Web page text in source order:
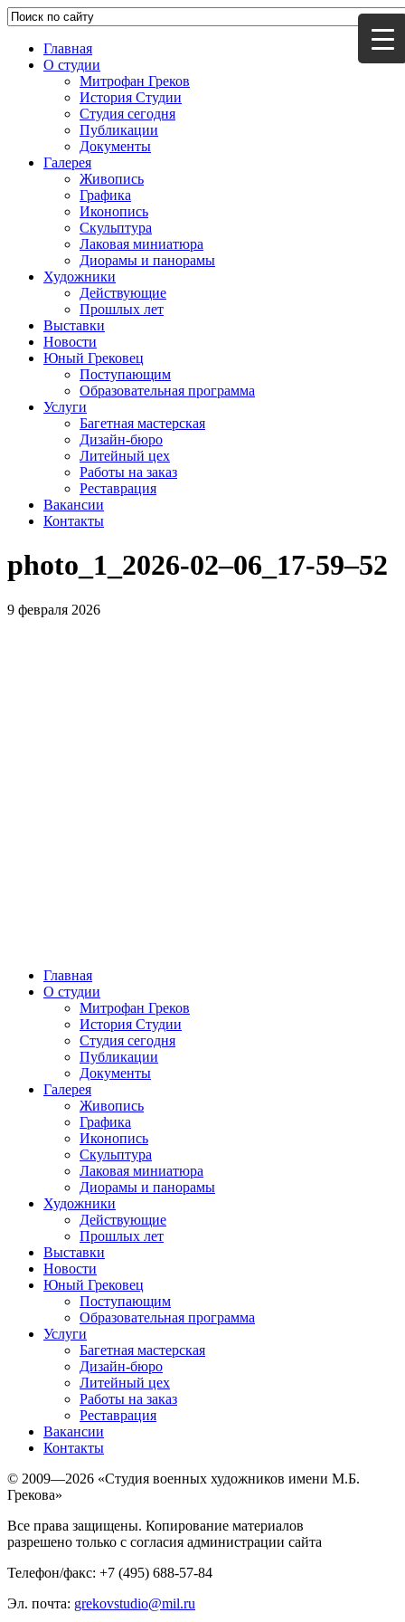
Главная
О студии
Митрофан Греков
История Студии
Студия сегодня
Публикации
Документы
Галерея
Живопись
Графика
Иконопись
Скульптура
Лаковая миниатюра
Диорамы и панорамы
Художники
Действующие
Прошлых лет
Выставки
Новости
Юный Грековец
Поступающим
Образовательная программа
Услуги
Багетная мастерская
Дизайн-бюро
Литейный цех
Работы на заказ
Реставрация
Вакансии
Контакты
photo_1_2026-02–06_17-59–52
9 февраля 2026
Главная
О студии
Митрофан Греков
История Студии
Студия сегодня
Публикации
Документы
Галерея
Живопись
Графика
Иконопись
Скульптура
Лаковая миниатюра
Диорамы и панорамы
Художники
Действующие
Прошлых лет
Выставки
Новости
Юный Грековец
Поступающим
Образовательная программа
Услуги
Багетная мастерская
Дизайн-бюро
Литейный цех
Работы на заказ
Реставрация
Вакансии
Контакты
© 2009—2026 «Студия военных художников имени М.Б.
Грекова»
Все права защищены. Копирование материалов
разрешено только с согласия администрации сайта
Телефон/факс: +7 (495) 688-57-84
Эл. почта: grekovstudio@mil.ru